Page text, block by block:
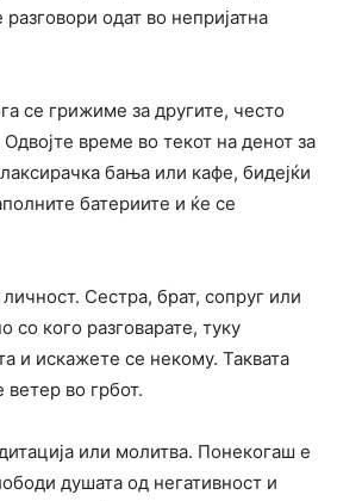
одат во непријатна
се грижиме за другите, често
време во текот на денот за
бања или кафе, бидејќи
батериите и ќе се
Сестра, брат, сопруг или
со кого разговарате, туку
и искажете се некому. Таквата
во грбот.
или молитва. Понекогаш е
душата од негативност и